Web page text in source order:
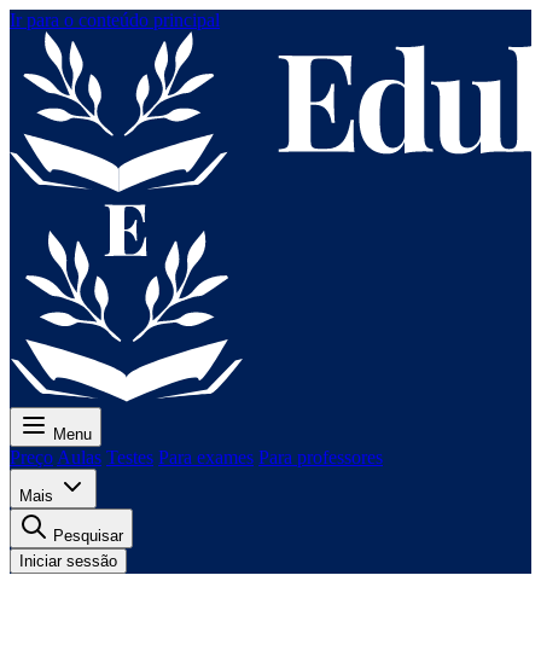
Ir para o conteúdo principal
Menu
Preço Aulas Testes Para exames Para professores
Mais
Pesquisar
Iniciar sessão